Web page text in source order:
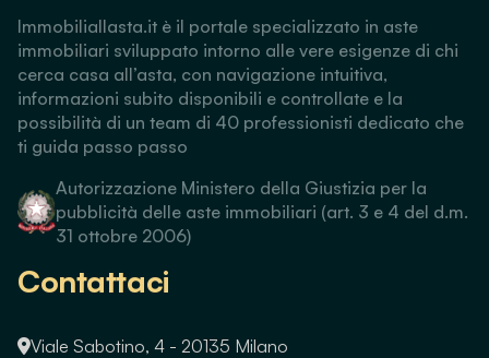
Immobiliallasta.it è il portale specializzato in aste
immobiliari sviluppato intorno alle vere esigenze di chi
cerca casa all’asta, con navigazione intuitiva,
informazioni subito disponibili e controllate e la
possibilità di un team di 40 professionisti dedicato che
ti guida passo passo
Autorizzazione Ministero della Giustizia per la
pubblicità delle aste immobiliari (art. 3 e 4 del d.m.
31 ottobre 2006)
Contattaci
Viale Sabotino, 4 - 20135 Milano